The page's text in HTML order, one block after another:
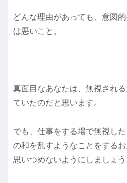
どんな理由があっても、意図
は悪いこと。
真面目なあなたは、無視され
ていたのだと思います。
でも、仕事をする場で無視し
の和を乱すようなことをするお
思いつめないようにしましょう